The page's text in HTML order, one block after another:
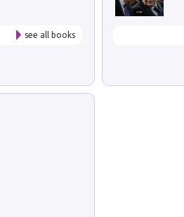
see all books